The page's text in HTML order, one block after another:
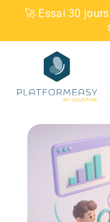
Skip
content
🚀 Essai 30